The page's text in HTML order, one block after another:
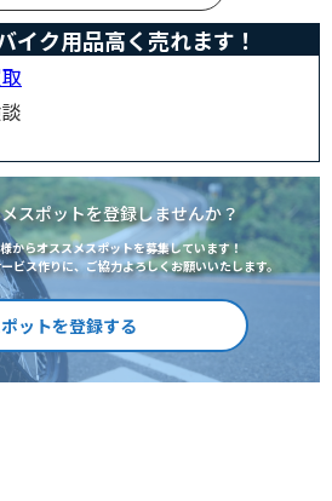
イク用品高く売れます！
スポットを登録しませんか？
からオススメスポットを募集しています！
ビス作りに、ご協力よろしくお願いいたします。
ットを登録する